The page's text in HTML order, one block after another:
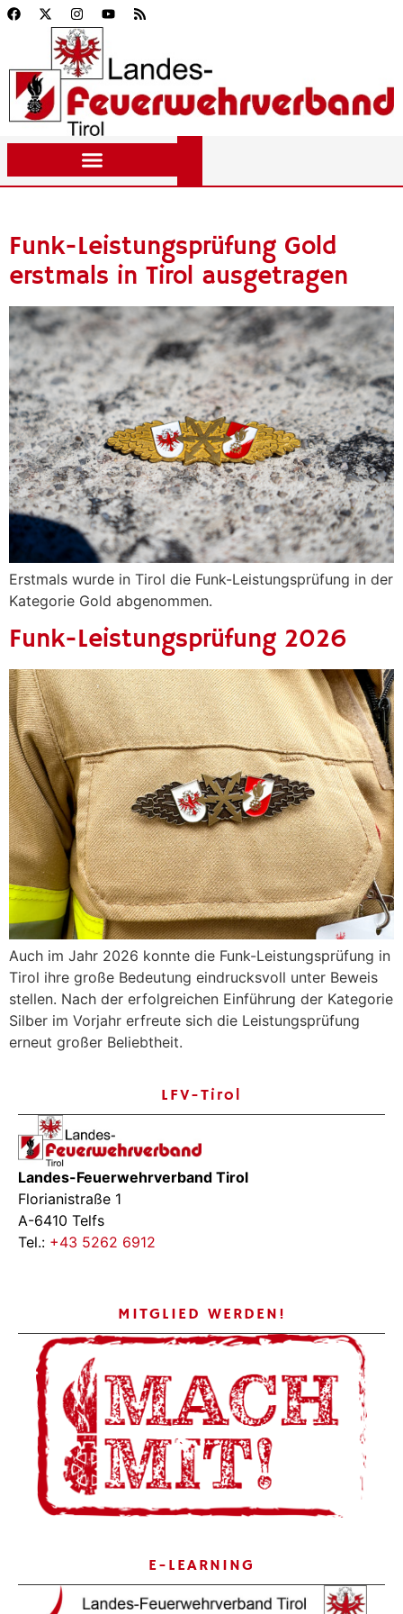
Funk-Leistungsprüfung Gold
erstmals in Tirol ausgetragen
Erstmals wurde in Tirol die Funk-Leistungsprüfung in der
Kategorie Gold abgenommen.
Funk-Leistungsprüfung 2026
Auch im Jahr 2026 konnte die Funk-Leistungsprüfung in
Tirol ihre große Bedeutung eindrucksvoll unter Beweis
stellen. Nach der erfolgreichen Einführung der Kategorie
Silber im Vorjahr erfreute sich die Leistungsprüfung
erneut großer Beliebtheit.
LFV-Tirol
Landes-Feuerwehrverband Tirol
Florianistraße 1
A-6410 Telfs
Tel.: +43 5262 6912
MITGLIED WERDEN!
E-LEARNING